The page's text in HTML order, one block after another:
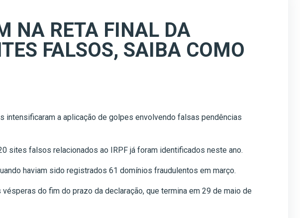
NA RETA FINAL DA
FALSOS, SAIBA COMO
intensificaram a aplicação de golpes envolvendo falsas pendências
sites falsos relacionados ao IRPF já foram identificados neste ano.
haviam sido registrados 61 domínios fraudulentos em março.
do fim do prazo da declaração, que termina em 29 de maio de